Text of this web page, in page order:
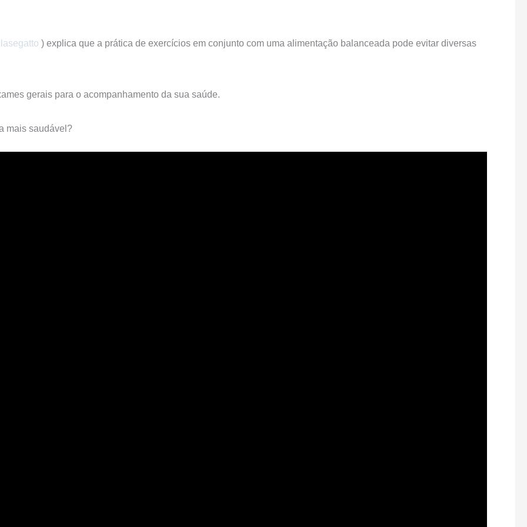
) explica que a prática de exercícios em conjunto com uma alimentação balanceada pode evitar diversas
gerais para o acompanhamento da sua saúde. ⠀
mais saudável?⠀